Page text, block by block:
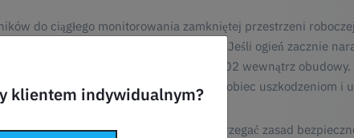
do ciągłego monitorowania zamkniętej przestrzeni
alarm uruchamia się natychmiast. Jeśli ogień zacznie
który odcina zasilanie lasera i uwalnia CO2 wewnątrz obudowy.
żadnych śladów, co pomaga zapobiec uszkodzeniom i
zmniejsza ryzyko, ważne jest, aby przestrzegać zasad
klientem indywidualnym?